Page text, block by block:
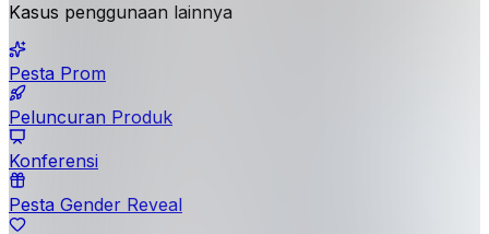
Kasus penggunaan lainnya
Pesta Prom
Peluncuran Produk
Konferensi
Pesta Gender Reveal